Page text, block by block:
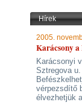
Hírek
2005.
Karácsony a
Karácsonyi
Sztregova
vérpezsdítő
élvezhetjük